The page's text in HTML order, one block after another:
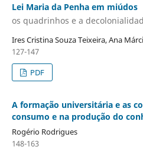
Lei Maria da Penha em miúdos
os quadrinhos e a
Ires Cristina Souza Teixeira, Ana
127-147
PDF
A formação universitária e as
consumo e na produção do
Rogério Rodrigues
148-163